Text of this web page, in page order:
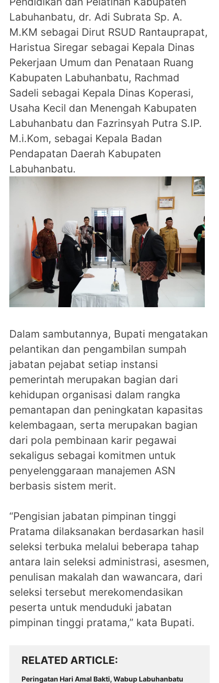
Labuhanbatu, dr. Adi Subrata Sp. A.
M.KM sebagai Dirut RSUD Rantauprapat,
Haristua Siregar sebagai Kepala Dinas
Pekerjaan Umum dan Penataan Ruang
Kabupaten Labuhanbatu, Rachmad
Sadeli sebagai Kepala Dinas Koperasi,
Usaha Kecil dan Menengah Kabupaten
Labuhanbatu dan Fazrinsyah Putra S.IP.
M.i.Kom, sebagai Kepala Badan
Pendapatan Daerah Kabupaten
Labuhanbatu.
Dalam sambutannya, Bupati mengatakan
pelantikan dan pengambilan sumpah
jabatan pejabat setiap instansi
pemerintah merupakan bagian dari
kehidupan organisasi dalam rangka
pemantapan dan peningkatan kapasitas
kelembagaan, serta merupakan bagian
dari pola pembinaan karir pegawai
sekaligus sebagai komitmen untuk
penyelenggaraan manajemen ASN
berbasis sistem merit.
“Pengisian jabatan pimpinan tinggi
Pratama dilaksanakan berdasarkan hasil
seleksi terbuka melalui beberapa tahap
antara lain seleksi administrasi, asesmen,
penulisan makalah dan wawancara, dari
seleksi tersebut merekomendasikan
peserta untuk menduduki jabatan
pimpinan tinggi pratama,” kata Bupati.
RELATED ARTICLE
Peringatan Hari Amal Bakti, Wabup Labuhanbatu